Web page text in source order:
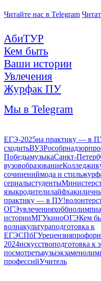
Читайте нас в Telegram
АбиТУР
Кем быть
Ваши истории
Увлечения
Журфак ПУ
Мы в Telegram
ЕГЭ-2025на практику — в
сходитьВУЗРособрнадзор
ПобедымузыкаСанкт-
вузовобразованиеКолледжи
сочинениймода и стиль
сериалыстуденты
языкродителилайфхаки
практику — в ПУ!
ОГЭувлеченияхобби
историиМГУкиноОГЭКем
волнакультураподготовка к
ЕГЭСПбГУрецензия
2024искусствоподготовка к
посмотретьвузыэкзамен
профессийУчитель